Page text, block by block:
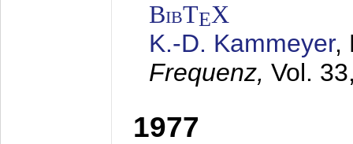
BibTEX
K.-D. Kammeyer,
Frequenz, Vol.
1977